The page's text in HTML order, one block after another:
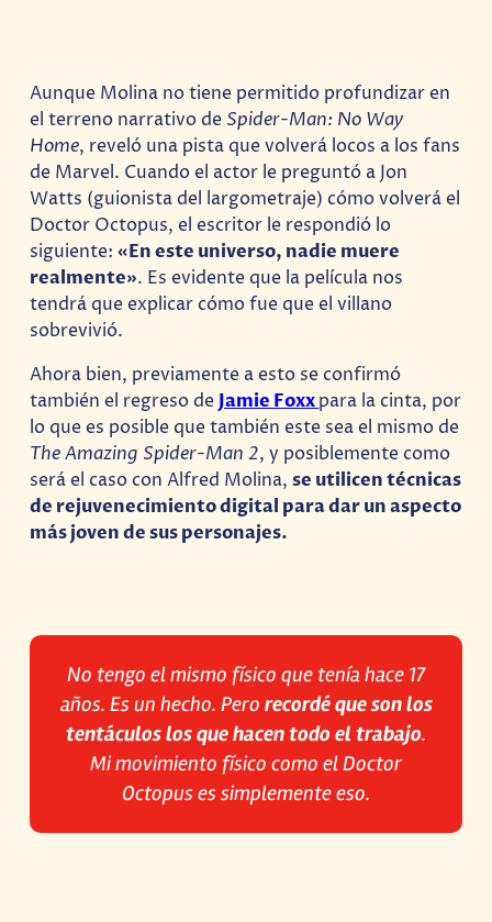
Aunque Molina no tiene permitido profundizar en
el terreno narrativo de Spider-Man: No Way
Home, reveló una pista que volverá locos a los fans
de Marvel. Cuando el actor le preguntó a Jon
Watts (guionista del largometraje) cómo volverá el
Doctor Octopus, el escritor le respondió lo
siguiente:«En este universo, nadie muere
realmente». Es evidente que la película nos
tendrá que explicar cómo fue que el villano
sobrevivió.
Ahora bien, previamente a esto se confirmó
también el regreso de Jamie Foxxpara la cinta, por
lo que es posible que también este sea el mismo de
The Amazing Spider-Man 2, y posiblemente como
será el caso con Alfred Molina,se utilicen técnicas
de rejuvenecimiento digital para dar un aspecto
más joven de sus personajes.
No tengo el mismo físico que tenía hace 17
años. Es un hecho. Pero recordé que son los
tentáculos los que hacen todo el trabajo.
Mi movimiento físico como el Doctor
Octopus es simplemente eso.